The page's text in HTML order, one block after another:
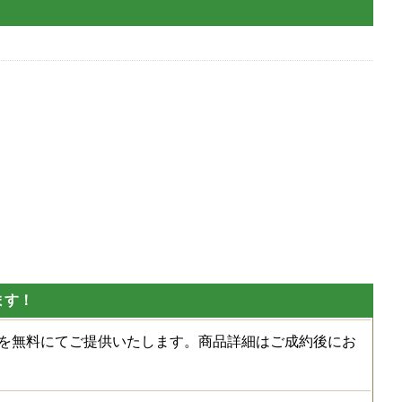
！
無料にてご提供いたします。商品詳細はご成約後にお